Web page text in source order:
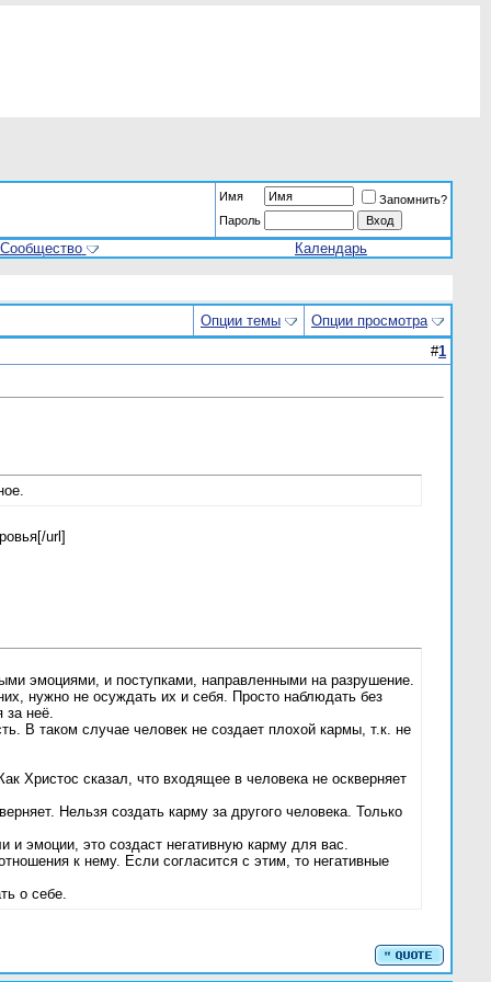
Имя
Запомнить?
Пароль
Сообщество Календарь
Опции темы
Опции просмотра
#1
url]
эмоциями, и поступками, направленными на разрушение.
нужно не осуждать их и себя. Просто наблюдать без
за неё.
В таком случае человек не создает плохой кармы, т.к. не
Христос сказал, что входящее в человека не оскверняет
Нельзя создать карму за другого человека. Только
и эмоции, это создаст негативную карму для вас.
к нему. Если согласится с этим, то негативные
о себе.